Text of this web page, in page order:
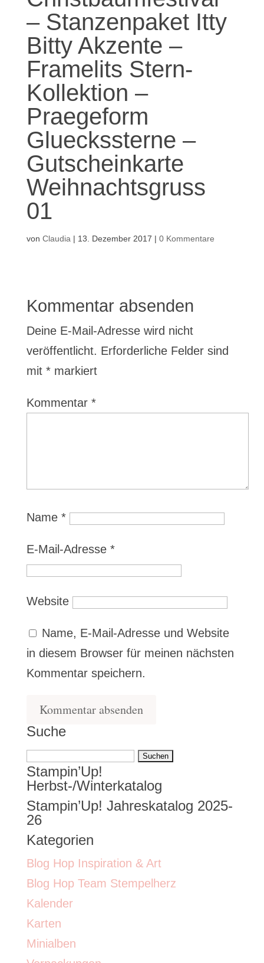
– Stanzenpaket Itty
Bitty Akzente –
Framelits Stern-
Kollektion –
Praegeform
Glueckssterne –
Gutscheinkarte
Weihnachtsgruss
01
von Claudia | 13. Dezember 2017 | 0 Kommentare
Kommentar absenden
Deine E-Mail-Adresse wird nicht
veröffentlicht. Erforderliche Felder sind
mit *markiert
Kommentar *
Name *
E-Mail-Adresse *
Website
Name, E-Mail-Adresse und Website
in diesem Browser für meinen nächsten
Kommentar speichern.
Suche
Suchen
nach:
Stampin’Up!
Herbst-/Winterkatalog
Stampin’Up! Jahreskatalog 2025-
26
Kategorien
Blog Hop Inspiration & Art
Blog Hop Team Stempelherz
Kalender
Karten
Minialben